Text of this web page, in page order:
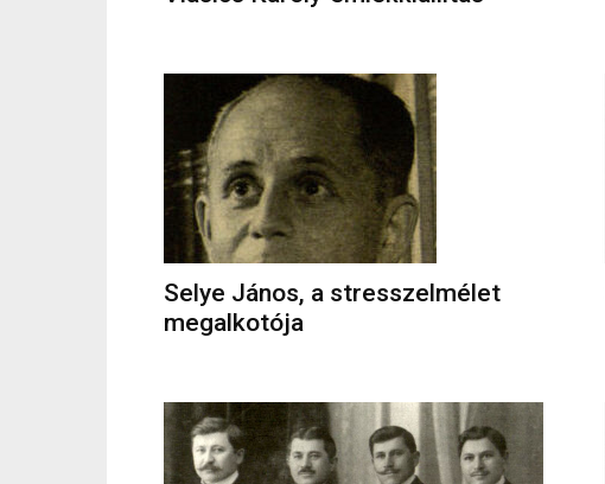
Selye János, a stresszelmélet
megalkotója